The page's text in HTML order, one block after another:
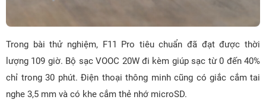
Trong bài thử nghiệm, F11 Pro tiêu chuẩn đã đạt được thời
lượng 109 giờ. Bộ sạc VOOC 20W đi kèm giúp sạc từ 0 đến 40%
chỉ trong 30 phút. Điện thoại thông minh cũng có giắc cắm tai
nghe 3,5 mm và có khe cắm thẻ nhớ microSD.